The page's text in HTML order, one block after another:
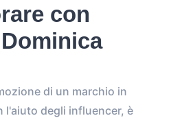
con
di un marchio in
l'aiuto degli influencer, è